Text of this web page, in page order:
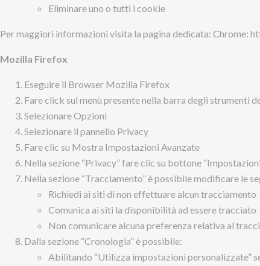
Eliminare uno o tutti i cookie
Per maggiori informazioni visita la pagina dedicata: Chrome:
Mozilla Firefox
Eseguire il Browser Mozilla Firefox
Fare click sul menù presente nella barra degli strumenti
Selezionare Opzioni
Selezionare il pannello Privacy
Fare clic su Mostra Impostazioni Avanzate
Nella sezione “Privacy” fare clic su bottone
Nella sezione “Tracciamento” è possibile modificare le
Richiedi ai siti di non effettuare alcun tracciamento
Comunica ai siti la disponibilità ad essere tracciato
Non comunicare alcuna preferenza relativa al
Dalla sezione “Cronologia” è possibile:
Abilitando “Utilizza impostazioni personalizzate”